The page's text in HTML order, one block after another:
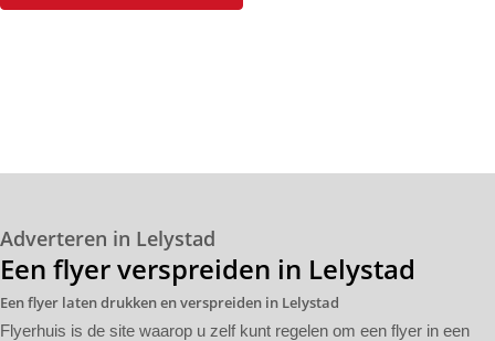
Adverteren in Lelystad
Een flyer verspreiden in Lelystad
Een flyer laten drukken en verspreiden in Lelystad
Flyerhuis is de site waarop u zelf kunt regelen om een flyer in een